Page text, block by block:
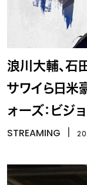
浪川大輔、石
サワイら日米
ォーズ：ビジ
STREAMING